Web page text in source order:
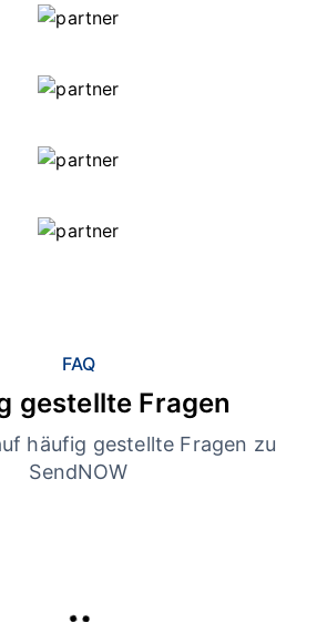
FAQ
gestellte Fragen
häufig gestellte Fragen zu
SendNOW